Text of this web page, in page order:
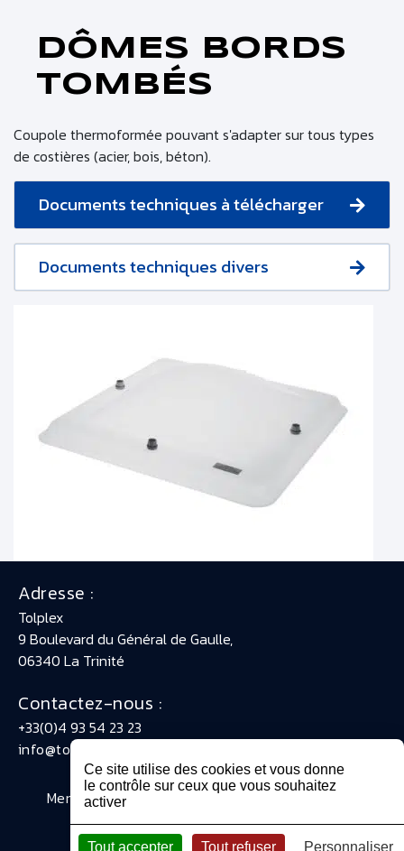
DÔMES BORDS
TOMBÉS
Coupole thermoformée pouvant s'adapter sur tous types
de costières (acier, bois, béton).
Documents techniques à télécharger
Documents techniques divers
Adresse :
Tolplex
9 Boulevard du Général de Gaulle,
06340 La Trinité
Contactez-nous :
+33(0)4 93 54 23 23
info@tolplex.fr
Mentions légales Contact Plan du site CGV
@VCOMK
Ce site utilise des cookies et vous donne
le contrôle sur ceux que vous souhaitez
activer
Tout accepter Tout refuser Personnaliser